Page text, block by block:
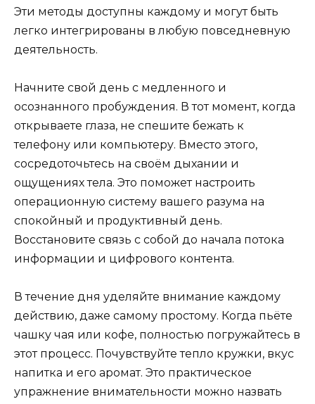
Эти методы доступны каждому и могут быть
легко интегрированы в любую повседневную
деятельность.
Начните свой день с медленного и
осознанного пробуждения. В тот момент, когда
открываете глаза, не спешите бежать к
телефону или компьютеру. Вместо этого,
сосредоточьтесь на своём дыхании и
ощущениях тела. Это поможет настроить
операционную систему вашего разума на
спокойный и продуктивный день.
Восстановите связь с собой до начала потока
информации и цифрового контента.
В течение дня уделяйте внимание каждому
действию, даже самому простому. Когда пьёте
чашку чая или кофе, полностью погружайтесь в
этот процесс. Почувствуйте тепло кружки, вкус
напитка и его аромат. Это практическое
упражнение внимательности можно назвать